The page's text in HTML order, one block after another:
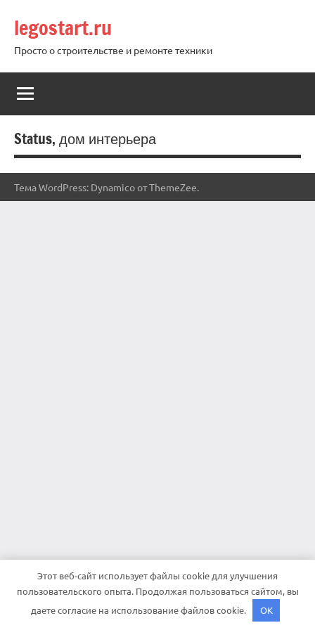
содержимому
legostart.ru
Просто о строительстве и ремонте техники
Status, дом интерьера
Тема WordPress: Dynamico от ThemeZee.
Этот веб-сайт использует файлы cookie для улучшения
пользовательского опыта. Продолжая пользоваться сайтом, вы
даете согласие на использование файлов cookie.
OK